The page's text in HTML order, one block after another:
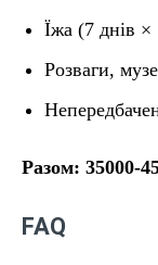
Їжа (7 днів
Розваги,
Разом: 35000-
FAQ